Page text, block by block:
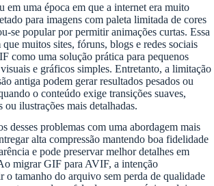
em uma época em que a internet era muito
para imagens com paleta limitada de cores
se popular por permitir animações curtas. Essa
muitos sites, fóruns, blogs e redes sociais
como uma solução prática para pequenos
e gráficos simples. Entretanto, a limitação
antiga podem gerar resultados pesados ou
o conteúdo exige transições suaves,
ou ilustrações mais detalhadas.
desses problemas com uma abordagem mais
alta compressão mantendo boa fidelidade
e pode preservar melhor detalhes em
migrar GIF para AVIF, a intenção
o tamanho do arquivo sem perda de qualidade